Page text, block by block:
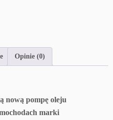
Opinie (0)
nową pompę oleju
marki